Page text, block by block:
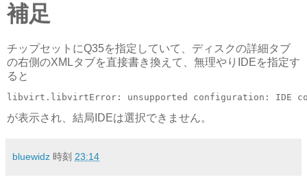
補足
チップセットにQ35を指定していて、ディスクの詳細タブ
の右側のXMLタブを直接書き換えて、無理やりIDEを指定す
ると
が表示され、結局IDEは選択できません。
bluewidz 時刻 23:14